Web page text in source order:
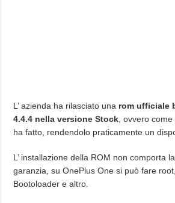
L’ azienda ha rilasciato una rom ufficiale
4.4.4 nella versione Stock , ovvero
ha fatto, rendendolo praticamente un
L’ installazione della ROM non comporta
garanzia, su OnePlus One si può fare
Bootoloader e altro.